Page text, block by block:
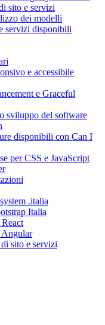
sito e servizi
dei modelli
servizi disponibili
e accessibile
e Graceful
sviluppo del software
disponibili con Can I
per CSS e JavaScript
.italia
Italia
sito e servizi